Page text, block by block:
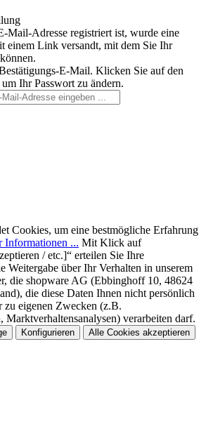
Mail-Adresse registriert ist, wurde eine
einem Link versandt, mit dem Sie Ihr
E-Mail. Klicken Sie auf den
Ihr Passwort zu ändern.
Cookies, um eine bestmögliche Erfahrung
Informationen ... Mit Klick auf
/ etc.]“ erteilen Sie Ihre
Weitergabe über Ihr Verhalten in unserem
die shopware AG (Ebbinghoff 10, 48624
die diese Daten Ihnen nicht persönlich
zu eigenen Zwecken (z.B.
Marktverhaltensanalysen) verarbeiten darf.
Konfigurieren Alle Cookies akzeptieren